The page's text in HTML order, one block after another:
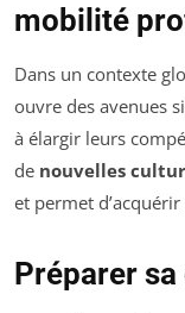
mobilité
Dans un contexte
ouvre des avenues
à élargir leurs
de nouvelles
et permet
Préparer